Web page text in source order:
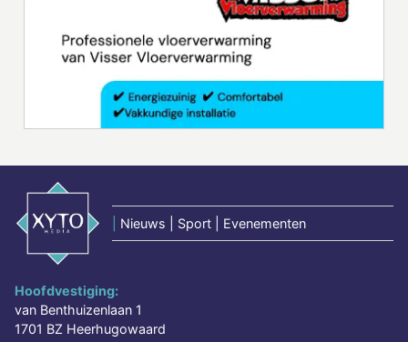
Nieuws | Sport | Evenementen
Hoofdvestiging:
van Benthuizenlaan 1
1701 BZ Heerhugowaard